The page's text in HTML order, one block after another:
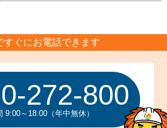
すぐにお電話できます
272-800
9:00～18:00（年中無休）